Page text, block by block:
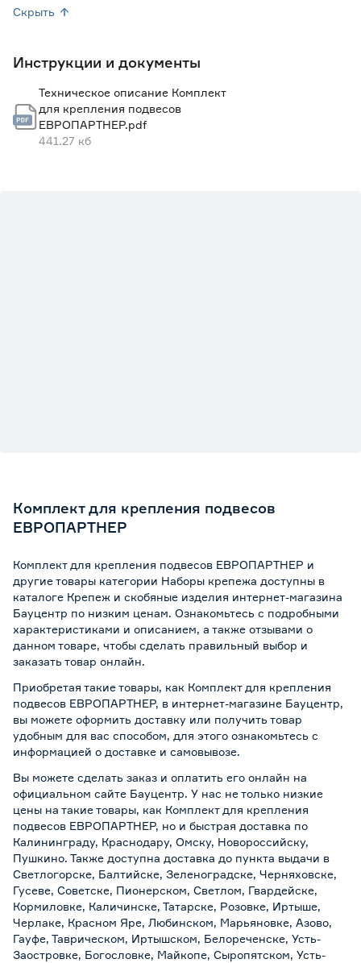
Скрыть
Инструкции и документы
Техническое описание Комплект
для крепления подвесов
ЕВРОПАРТНЕР.pdf
441.27 кб
Комплект для крепления подвесов
ЕВРОПАРТНЕР
Комплект для крепления подвесов ЕВРОПАРТНЕР и
другие товары категории Наборы крепежа доступны в
каталоге Крепеж и скобяные изделия интернет-магазина
Бауцентр по низким ценам. Ознакомьтесь с подробными
характеристиками и описанием, а также отзывами о
данном товаре, чтобы сделать правильный выбор и
заказать товар онлайн.
Приобретая такие товары, как Комплект для крепления
подвесов ЕВРОПАРТНЕР, в интернет-магазине Бауцентр,
вы можете оформить доставку или получить товар
удобным для вас способом, для этого ознакомьтесь с
информацией о доставке и самовывозе.
Вы можете сделать заказ и оплатить его онлайн на
официальном сайте Бауцентр. У нас не только низкие
цены на такие товары, как Комплект для крепления
подвесов ЕВРОПАРТНЕР, но и быстрая доставка по
Калининграду, Краснодару, Омску, Новороссийску,
Пушкино. Также доступна доставка до пункта выдачи в
Светлогорске, Балтийске, Зеленоградске, Черняховске,
Гусеве, Советске, Пионерском, Светлом, Гвардейске,
Кормиловке, Каличинске, Татарске, Розовке, Иртыше,
Черлаке, Красном Яре, Любинском, Марьяновке, Азово,
Гауфе, Таврическом, Иртышском, Белореченске, Усть-
Заостровке, Богословке, Майкопе, Сыропятском, Усть-